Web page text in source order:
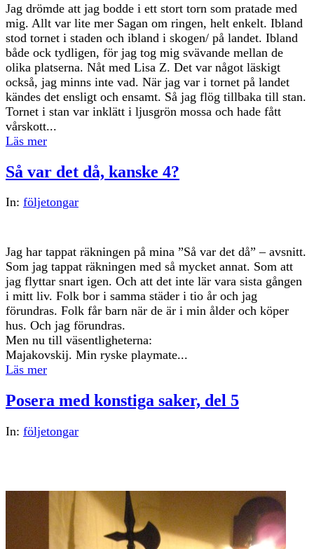
Jag drömde att jag bodde i ett stort torn som pratade med
mig. Allt var lite mer Sagan om ringen, helt enkelt. Ibland
stod tornet i staden och ibland i skogen/ på landet. Ibland
både ock tydligen, för jag tog mig svävande mellan de
olika platserna. Nåt med Lisa Z. Det var något läskigt
också, jag minns inte vad. När jag var i tornet på landet
kändes det ensligt och ensamt. Så jag flög tillbaka till stan.
Tornet i stan var inklätt i ljusgrön mossa och hade fått
vårskott...
Läs mer
Så var det då, kanske 4?
In: följetongar
Jag har tappat räkningen på mina ”Så var det då” – avsnitt.
Som jag tappat räkningen med så mycket annat. Som att
jag flyttar snart igen. Och att det inte lär vara sista gången
i mitt liv. Folk bor i samma städer i tio år och jag
förundras. Folk får barn när de är i min ålder och köper
hus. Och jag förundras.
Men nu till väsentligheterna:
Majakovskij. Min ryske playmate...
Läs mer
Posera med konstiga saker, del 5
In: följetongar